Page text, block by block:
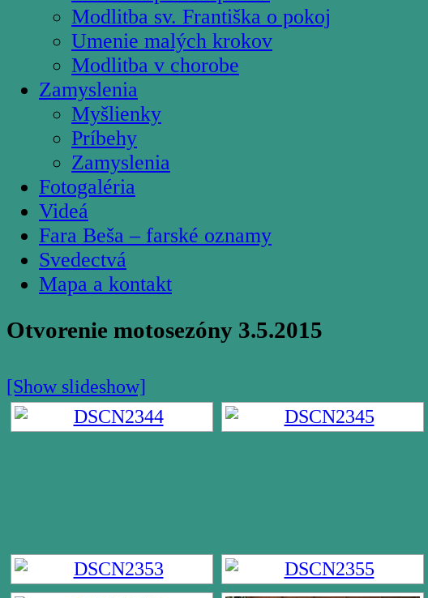
Modlitba sv. Františka o pokoj
Umenie malých krokov
Modlitba v chorobe
Zamyslenia
Myšlienky
Príbehy
Zamyslenia
Fotogaléria
Videá
Fara Beša – farské oznamy
Svedectvá
Mapa a kontakt
Otvorenie motosezóny 3.5.2015
[Show slideshow]